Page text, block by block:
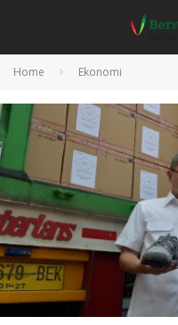
Home Ekonomi